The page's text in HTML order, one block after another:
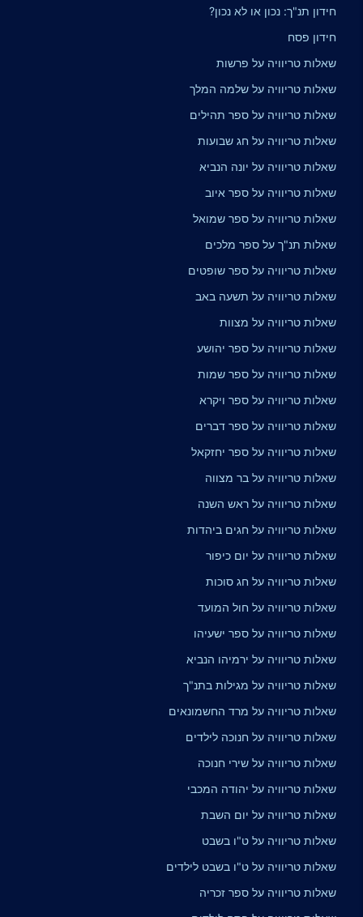
חידון תנ"ך: נכון או לא נכון?
חידון פסח
שאלות טריוויה על פרשות
שאלות טריוויה על שלמה המלך
שאלות טריוויה על ספר תהילים
שאלות טריוויה על חג שבועות
שאלות טריוויה על יונה הנביא
שאלות טריוויה על ספר איוב
שאלות טריוויה על ספר שמואל
שאלות תנ"ך על ספר מלכים
שאלות טריוויה על ספר שופטים
שאלות טריוויה על תשעה באב
שאלות טריוויה על מצוות
שאלות טריוויה על ספר יהושע
שאלות טריוויה על ספר שמות
שאלות טריוויה על ספר ויקרא
שאלות טריוויה על ספר דברים
שאלות טריוויה על ספר יחזקאל
שאלות טריוויה על בר מצווה
שאלות טריוויה על ראש השנה
שאלות טריוויה על חגים ביהדות
שאלות טריוויה על יום כיפור
שאלות טריוויה על חג סוכות
שאלות טריוויה על חול המועד
שאלות טריוויה על ספר ישעיהו
שאלות טריוויה על ירמיהו הנביא
שאלות טריוויה על מגילות בתנ"ך
שאלות טריוויה על מרד החשמונאים
שאלות טריוויה על חנוכה לילדים
שאלות טריוויה על שירי חנוכה
שאלות טריוויה על יהודה המכבי
שאלות טריוויה על יום השבת
שאלות טריוויה על ט"ו בשבט
שאלות טריוויה על ט"ו בשבט לילדים
שאלות טריוויה על ספר זכריה